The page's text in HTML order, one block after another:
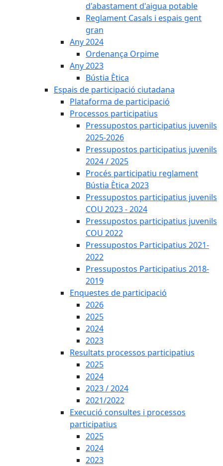
d'abastament d'aigua potable
Reglament Casals i espais gent
gran
Any 2024
Ordenança Orpime
Any 2023
Bústia Ètica
Espais de participació ciutadana
Plataforma de participació
Processos participatius
Pressupostos participatius juvenils
2025-2026
Pressupostos participatius juvenils
2024 / 2025
Procés participatiu reglament
Bústia Ètica 2023
Pressupostos participatius juvenils
COU 2023 - 2024
Pressupostos participatius juvenils
COU 2022
Pressupostos Participatius 2021-
2022
Pressupostos Participatius 2018-
2019
Enquestes de participació
2026
2025
2024
2023
Resultats processos participatius
2025
2024
2023 / 2024
2021/2022
Execució consultes i processos
participatius
2025
2024
2023